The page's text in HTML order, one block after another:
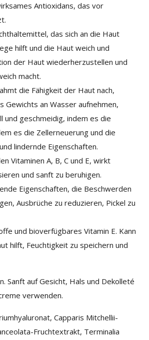
Antioxidans, das vor
das sich an die Haut
hilft und die Haut weich und
der Haut wiederherzustellen und
macht.
die Fähigkeit der Haut nach,
Gewichts an Wasser aufnehmen,
geschmeidig, indem es die
es die Zellerneuerung und die
lindernde Eigenschaften.
Vitaminen A, B, C und E, wirkt
und sanft zu beruhigen.
Eigenschaften, die Beschwerden
Ausbrüche zu reduzieren, Pickel zu
und bioverfügbares Vitamin E. Kann
hilft, Feuchtigkeit zu speichern und
Sanft auf Gesicht, Hals und Dekolleté
verwenden.
Capparis Mitchellii-
Fruchtextrakt, Terminalia